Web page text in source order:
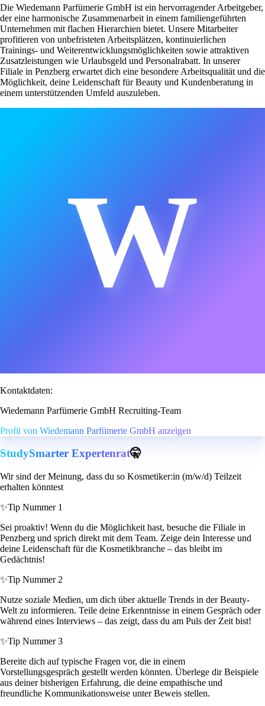
Die Wiedemann Parfümerie GmbH ist ein hervorragender Arbeitgeber,
der eine harmonische Zusammenarbeit in einem familiengeführten
Unternehmen mit flachen Hierarchien bietet. Unsere Mitarbeiter
profitieren von unbefristeten Arbeitsplätzen, kontinuierlichen
Trainings- und Weiterentwicklungsmöglichkeiten sowie attraktiven
Zusatzleistungen wie Urlaubsgeld und Personalrabatt. In unserer
Filiale in Penzberg erwartet dich eine besondere Arbeitsqualität und die
Möglichkeit, deine Leidenschaft für Beauty und Kundenberatung in
einem unterstützenden Umfeld auszuleben.
W
Kontaktdaten:
Wiedemann Parfümerie GmbH Recruiting-Team
Profil von Wiedemann Parfümerie GmbH anzeigen
StudySmarter Expertenrat🤫
Wir sind der Meinung, dass du so Kosmetiker:in (m/w/d) Teilzeit
erhalten könntest
✨Tip Nummer 1
Sei proaktiv! Wenn du die Möglichkeit hast, besuche die Filiale in
Penzberg und sprich direkt mit dem Team. Zeige dein Interesse und
deine Leidenschaft für die Kosmetikbranche – das bleibt im
Gedächtnis!
✨Tip Nummer 2
Nutze soziale Medien, um dich über aktuelle Trends in der Beauty-
Welt zu informieren. Teile deine Erkenntnisse in einem Gespräch oder
während eines Interviews – das zeigt, dass du am Puls der Zeit bist!
✨Tip Nummer 3
Bereite dich auf typische Fragen vor, die in einem
Vorstellungsgespräch gestellt werden könnten. Überlege dir Beispiele
aus deiner bisherigen Erfahrung, die deine empathische und
freundliche Kommunikationsweise unter Beweis stellen.